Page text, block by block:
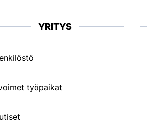
YRITYS
työpaikat